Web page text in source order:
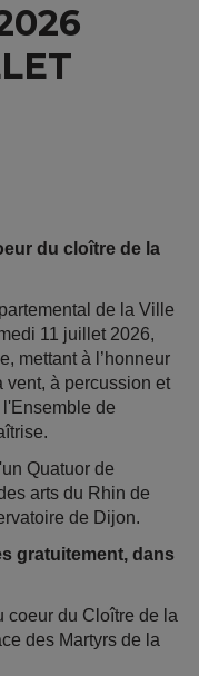
du cloître de la
de la Ville
11 juillet 2026,
mettant à l’honneur
vent, à percussion et
de
Quatuor de
arts du Rhin de
de Dijon.
gratuitement, dans
coeur du Cloître de la
des Martyrs de la